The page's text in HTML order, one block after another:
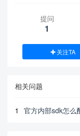
提问
1
关注TA
相关问题
1 官方内部sdk怎么